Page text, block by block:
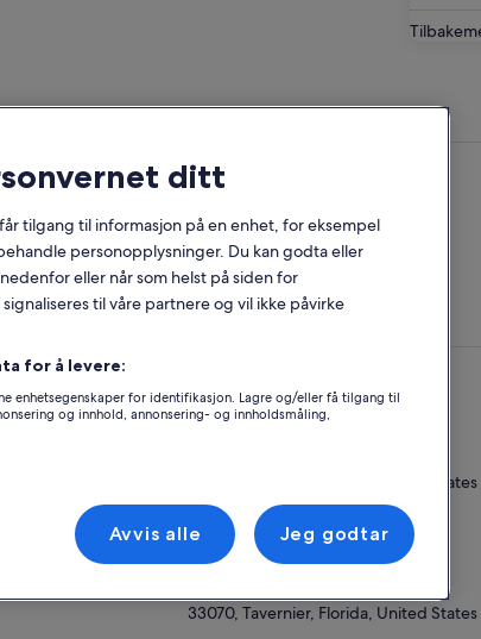
og
din slik at du
gå ut og bli
med på et
øko-turen
se en liten
eller du kan
Beliggenhet for opplevelsen
90773 Old Highway
33070, Tavernier, Florida, United States
Møtested / sted for innløsning
90773 Old Hwy
33070, Tavernier, Florida, United States
ditt
tilgang til informasjon på en enhet, for eksempel
personopplysninger. Du kan godta eller
eller når som helst på siden for
til våre partnere og vil ikke påvirke
for å levere:
enhetsegenskaper for identifikasjon. Lagre og/eller få tilgang til
og innhold, annonsering- og innholdsmåling,
Avvis alle Jeg godtar